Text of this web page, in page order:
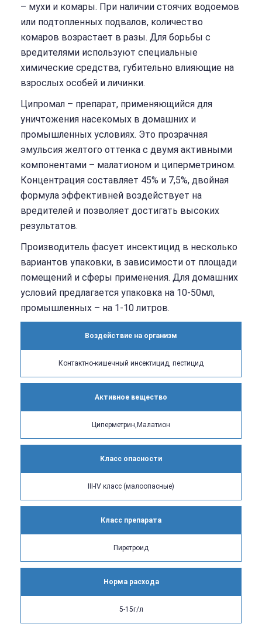
– мухи и комары. При наличии стоячих водоемов
или подтопленных подвалов, количество
комаров возрастает в разы. Для борьбы с
вредителями используют специальные
химические средства, губительно влияющие на
взрослых особей и личинки.
Ципромал – препарат, применяющийся для
уничтожения насекомых в домашних и
промышленных условиях. Это прозрачная
эмульсия желтого оттенка с двумя активными
компонентами – малатионом и циперметрином.
Концентрация составляет 45% и 7,5%, двойная
формула эффективней воздействует на
вредителей и позволяет достигать высоких
результатов.
Производитель фасует инсектицид в несколько
вариантов упаковки, в зависимости от площади
помещений и сферы применения. Для домашних
условий предлагается упаковка на 10-50мл,
промышленных – на 1-10 литров.
Воздействие на организм
Контактно-кишечный инсектицид, пестицид
Активное вещество
Циперметрин,Малатион
Класс опасности
III-IV класс (малоопасные)
Класс препарата
Пиретроид
Норма расхода
5-15г/л